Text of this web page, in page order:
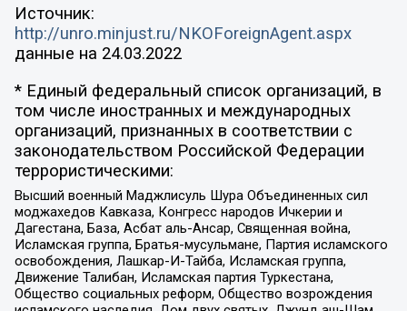
Источник:
http://unro.minjust.ru/NKOForeignAgent.aspx
данные на 24.03.2022
* Единый федеральный список организаций, в
том числе иностранных и международных
организаций, признанных в соответствии с
законодательством Российской Федерации
террористическими:
Высший военный Маджлисуль Шура Объединенных сил
моджахедов Кавказа, Конгресс народов Ичкерии и
Дагестана, База, Асбат аль-Ансар, Священная война,
Исламская группа, Братья-мусульмане, Партия исламского
освобождения, Лашкар-И-Тайба, Исламская группа,
Движение Талибан, Исламская партия Туркестана,
Общество социальных реформ, Общество возрождения